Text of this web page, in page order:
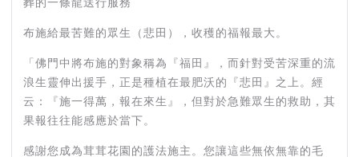
布施給最苦難的眾生（悲田），收穫的福報最大。
「佛門中將布施的對象稱為『福田』，而針對受苦深重的流
浪生靈伸出援手，正是種植在最肥沃的『悲田』之上。經
云：『施一得萬，報在來生』，但對於急難眾生的救助，其
果報往往能感應於當下。
感謝您成為茸茸花園的護法施主。您讓這些無依無靠的毛